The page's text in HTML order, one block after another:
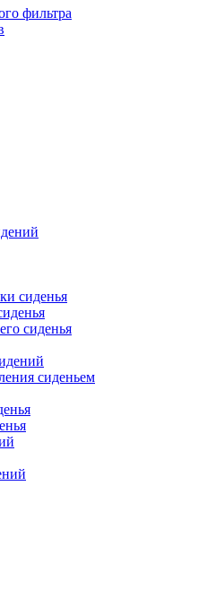
фильтра
сиденья
сиденья
сиденьем